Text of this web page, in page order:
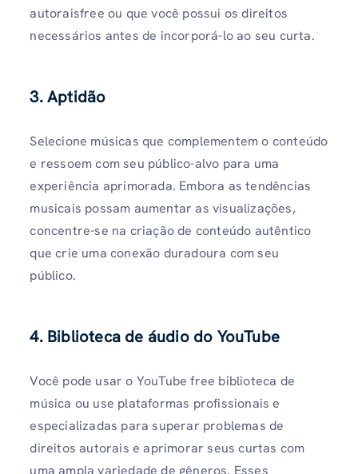
autoraisfree ou que você possui os direitos
necessários antes de incorporá-lo ao seu curta.
3. Aptidão
Selecione músicas que complementem o conteúdo
e ressoem com seu público-alvo para uma
experiência aprimorada. Embora as tendências
musicais possam aumentar as visualizações,
concentre-se na criação de conteúdo autêntico
que crie uma conexão duradoura com seu
público.
4. Biblioteca de áudio do YouTube
Você pode usar o YouTube free biblioteca de
música ou use plataformas profissionais e
especializadas para superar problemas de
direitos autorais e aprimorar seus curtas com